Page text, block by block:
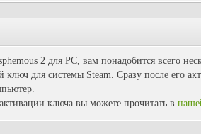
2 для PC, вам понадобится всего
для системы Steam. Сразу после его
ключа вы можете прочитать в